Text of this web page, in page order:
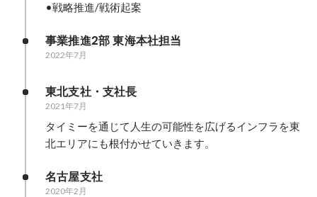
•戦略推進/戦術起案
事業推進2部 東海本社担当
2022年7月
東北支社・支社長
2021年7月
タイミーを通じて人生の可能性を広げるインフラを東
北エリアにも根付かせていきます。
名古屋支社
2020年2月